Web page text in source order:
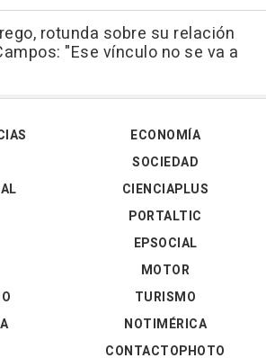
rotunda sobre su relación
"Ese vínculo no se va a
ECONOMÍA
SOCIEDAD
CIENCIAPLUS
PORTALTIC
EPSOCIAL
MOTOR
TURISMO
NOTIMÉRICA
CONTACTOPHOTO